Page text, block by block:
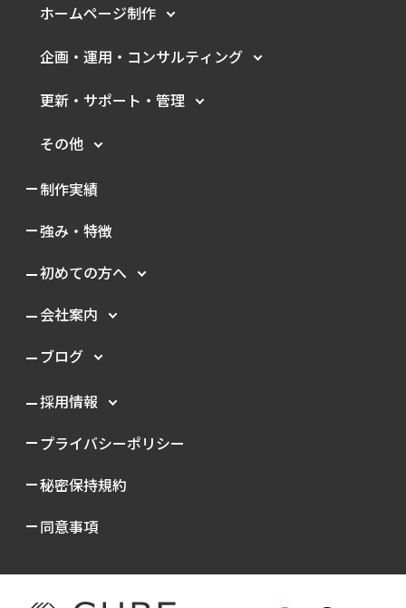
ホームページ制作
企画・運用・ コンサルティング
更新・サポート・管理
その他
制作実績
強み・特徴
初めての方へ
会社案内
ブログ
採用情報
プライバシーポリシー
秘密保持規約
同意事項